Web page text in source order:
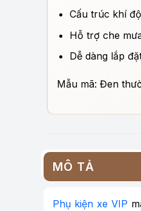
Cấu trúc khí
Hỗ trợ che
Dễ dàng lắp
Mẫu mã: Đen
MÔ TẢ
Phụ kiện xe VIP